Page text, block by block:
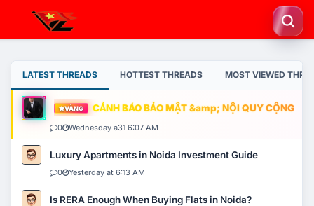
LATEST THREADS HOTTEST THREADS MOST VIEWED
VÀNG CẢNH BÁO BẢO MẬT &amp; NỘI QUY CỘNG
0 Wednesday a31 6:07 AM
Luxury Apartments in Noida Investment Guide
0 Yesterday at 6:13 AM
Is RERA Enough When Buying Flats in Noida?